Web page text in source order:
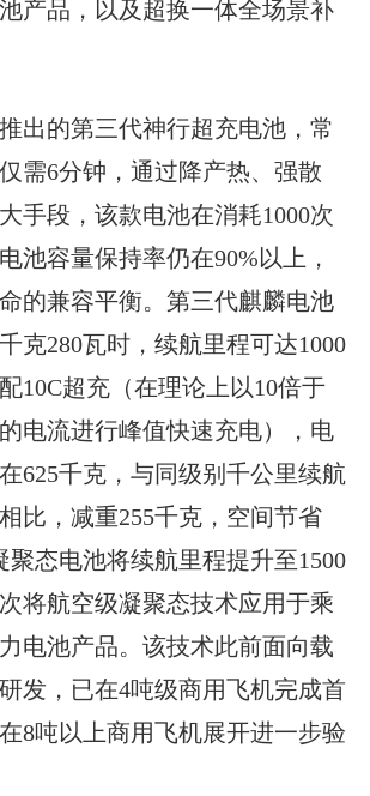
产品，以及超换一体全场景补
出的第三代神行超充电池，常
需6分钟，通过降产热、强散
手段，该款电池在消耗1000次
池容量保持率仍在90%以上，
的兼容平衡。第三代麒麟电池
克280瓦时，续航里程可达1000
10C超充（在理论上以10倍于
电流进行峰值快速充电），电
625千克，与同级别千公里续航
比，减重255千克，空间节省
聚态电池将续航里程提升至1500
将航空级凝聚态技术应用于乘
电池产品。该技术此前面向载
发，已在4吨级商用飞机完成首
8吨以上商用飞机展开进一步验